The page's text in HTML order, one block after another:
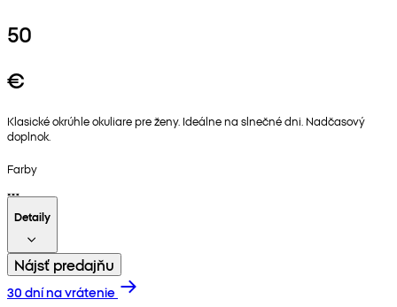
50
€
Klasické okrúhle okuliare pre ženy. Ideálne na slnečné dni. Nadčasový
doplnok.
Farby
Detaily
Nájsť predajňu
30 dní na vrátenie